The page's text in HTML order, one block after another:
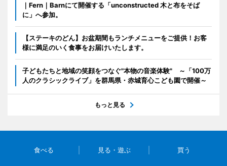
｜Fern｜Barnにて開催する「unconstructed 木と布をそば
に」へ参加。
【ステーキのどん】お盆期間もランチメニューをご提供！お客
様に満足のいく食事をお届けいたします。
子どもたちと地域の笑顔をつなぐ"本物の音楽体験" ～「100万
人のクラシックライブ」を群馬県・赤城育心こども園で開催～
もっと見る
食べる 見る・遊ぶ 買う